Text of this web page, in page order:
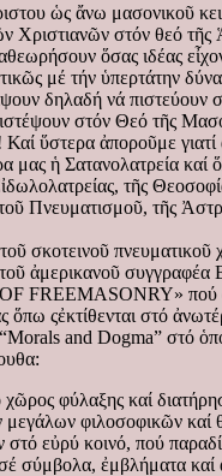
ὡς ἄνω μασονικοῦ
Χριστιανῶν στόν θεό τῆς
ὅσας ιδέας
μέ τήν ὑπερτάτην
δηλαδή νά πιστεύουν
στόν Θεό τῆς
Καί ὕστερα ἀποροῦμε
μας ἡ Σατανολατρεία καί
τῆς
Πνευματισμοῦ, τῆς
σκοτεινοῦ πνευματικοῦ
ἀμερικανοῦ
FREEMASONRY» πού
ὅπω ςἐκτίθενται στό
and Dogma” στό
φύλαξης καί
φιλοσοφικῶν καί
εὐρύ κοινό, πού
σύμβολα, ἐμβλήματα καί